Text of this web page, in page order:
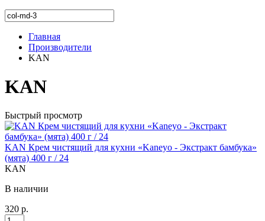
Главная
Производители
KAN
KAN
Быстрый просмотр
KAN Крем чистящий для кухни «Kaneyo - Экстракт бамбука»
(мята) 400 г / 24
KAN
В наличии
320 р.